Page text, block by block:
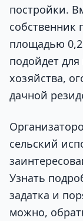
постройки.
собственник
площадью
подойдет
хозяйства,
дачной
сельский
Узнать
задатка и
можно,